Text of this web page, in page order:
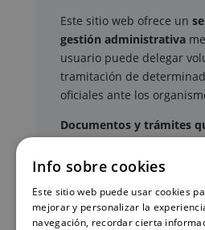
Este sitio web ofrece un
gestión administrativa
usuario puede delegar
tramitación de
oficiales ante los
Documentos y trámites
A través de nuestro
gestionar, entre otros:
Info sobre cookies
Este sitio web puede usar cookies
mejorar y personalizar la
navegación, recordar cierta